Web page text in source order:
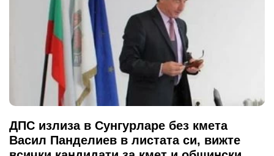
ДПС излиза в Сунгурларе без кмета
Васил Панделиев в листата си, вижте